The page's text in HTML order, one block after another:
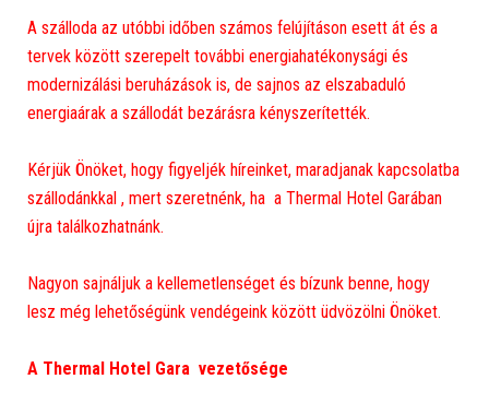
A szálloda az utóbbi időben számos felújításon esett át és a
tervek között szerepelt további energiahatékonysági és
modernizálási beruházások is, de sajnos az elszabaduló
energiaárak a szállodát bezárásra kényszerítették.
Kérjük Önöket, hogy figyeljék híreinket, maradjanak kapcsolatba
szállodánkkal , mert szeretnénk, ha a Thermal Hotel Garában
újra találkozhatnánk.
Nagyon sajnáljuk a kellemetlenséget és bízunk benne, hogy
lesz még lehetőségünk vendégeink között üdvözölni Önöket.
A Thermal Hotel Gara vezetősége